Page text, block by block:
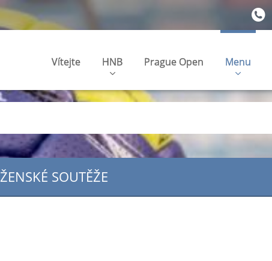
Vítejte HNB Prague Open Menu
ŽENSKÉ SOUTĚŽE